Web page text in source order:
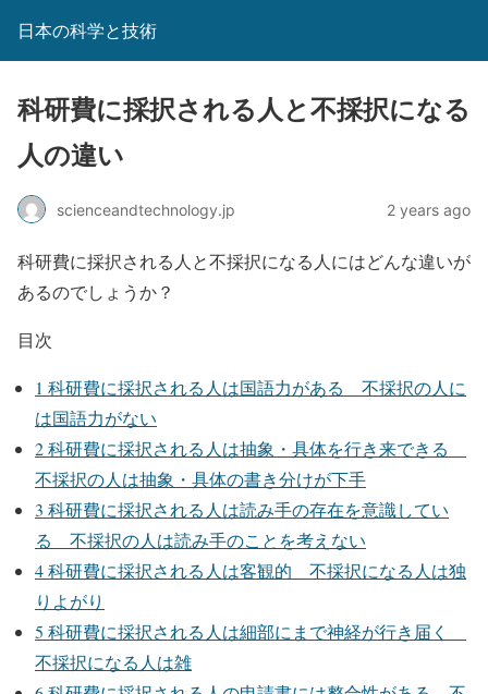
日本の科学と技術
科研費に採択される人と不採択になる
人の違い
scienceandtechnology.jp 2 years ago
科研費に採択される人と不採択になる人にはどんな違いが
あるのでしょうか？
目次
1 科研費に採択される人は国語力がある 不採択の人に
は国語力がない
2科研費に採択される人は抽象・具体を行き来できる
不採択の人は抽象・具体の書き分けが下手
3 科研費に採択される人は読み手の存在を意識してい
る 不採択の人は読み手のことを考えない
4科研費に採択される人は客観的 不採択になる人は独
りよがり
5 科研費に採択される人は細部にまで神経が行き届く
不採択になる人は雑